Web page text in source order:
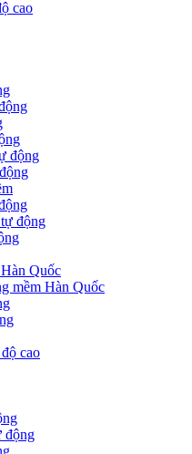
cao
động
động
Quốc
mềm Hàn Quốc
cao
động